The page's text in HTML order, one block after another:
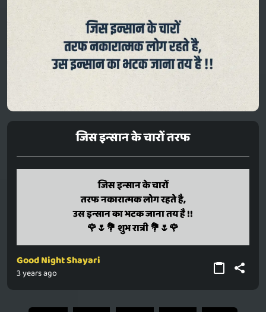
जिस इन्सान के चारों तरफ
जिस इन्सान के चारों
तरफ नकारात्मक लोग रहते है,
उस इन्सान का भटक जाना तय है !!
🌹🌷💐 शुभ रात्री 💐🌷🌹
jis insaan ke chaaron
taraf nakaaraatmak log rahate hai,
us insaan ka bhatak jaana tay hai !!
🌹🌷💐 shubh raatri 💐🌷🌹
Good Night Shayari
3 years ago